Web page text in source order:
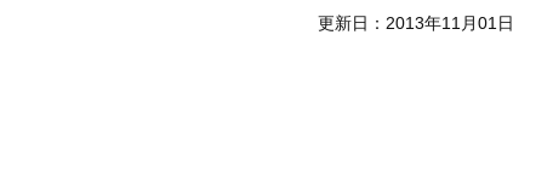
更新日：2013年11月01日